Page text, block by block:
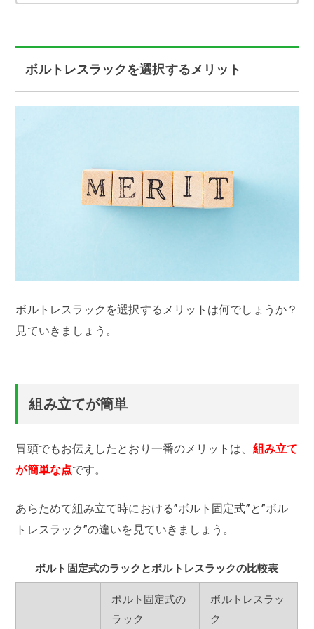
ボルトレスラックを選択するメリット
ボルトレスラックを選択するメリットは何でしょうか？
見ていきましょう。
組み立てが簡単
冒頭でもお伝えしたとおり一番のメリットは、 組み立て
が簡単な点です。
あらためて組み立て時における”ボルト固定式”と”ボル
トレスラック”の違いを見ていきましょう。
ボルト固定式のラックとボルトレスラックの比較表
ボルト固定式の
ラック
ボルトレスラッ
ク